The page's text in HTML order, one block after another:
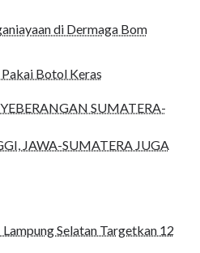
di Dermaga Bom
Botol Keras
SUMATERA-
JAWA-SUMATERA JUGA
Selatan Targetkan 12